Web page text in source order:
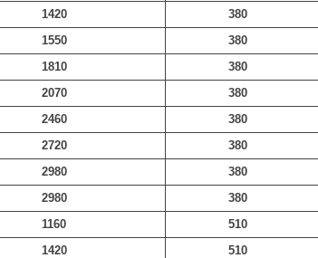
1420 380
1550 380
1810 380
2070 380
2460 380
2720 380
2980 380
2980 380
1160 510
1420 510